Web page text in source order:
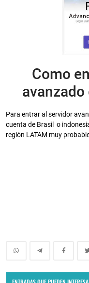
Como
Para entrar al servidor
cuenta de Brasil o
región LATAM muy